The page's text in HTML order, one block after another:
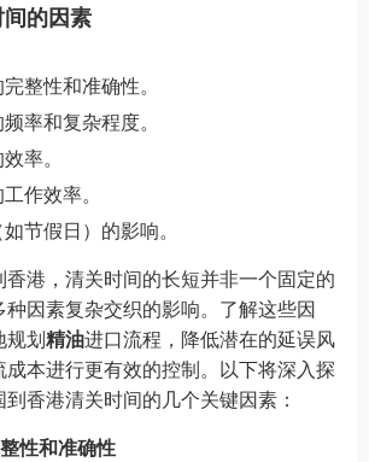
的因素
整性和准确性。
率和复杂程度。
率。
作效率。
节假日）的影响。
香港，清关时间的长短并非一个固定的
因素复杂交织的影响。了解这些因
规划精油进口流程，降低潜在的延误风
本进行更有效的控制。以下将深入探
到香港清关时间的几个关键因素：
性和准确性